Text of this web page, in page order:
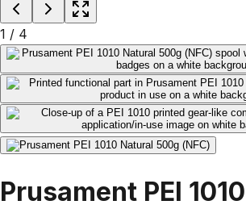
1 / 4
Prusament PEI